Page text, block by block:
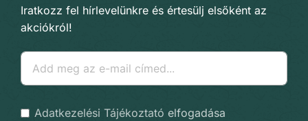
Iratkozz fel hírlevelünkre és értesülj elsőként az
akciókról!
Adatkezelési Tájékoztató elfogadása